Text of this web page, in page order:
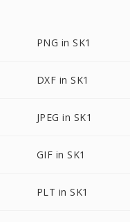
PNG in SK1
DXF in SK1
JPEG in SK1
GIF in SK1
PLT in SK1